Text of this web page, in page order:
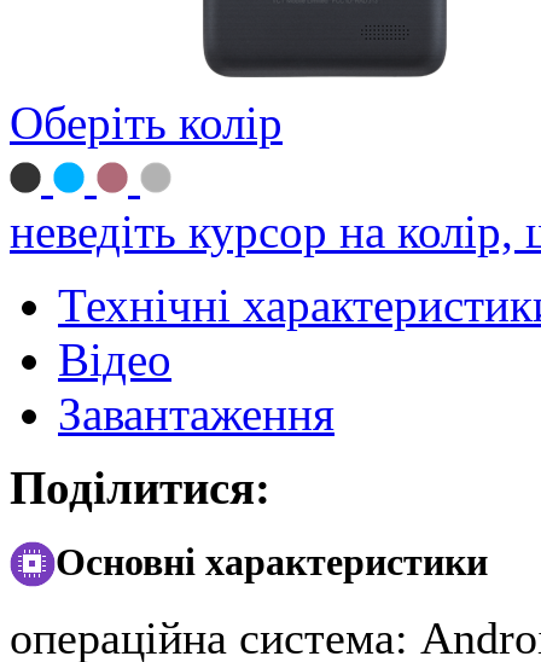
Оберіть колір
неведіть курсор на
Технічні
Відео
Завантаження
Поділитися:
Основні характеристики
операційна система: